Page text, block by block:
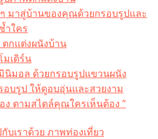
มาสู่บ้านของคุณด้วยกรอบรูปและ
ำใคร
กแต่งผนังบ้าน
มเดิร์น
นิมอล ด้วยกรอบรูปแขวนผนัง
อบรูป ให้ดูอบอุ่นและสวยงาม
ง ตามสไตล์คุณใครเห็นต้อง ”
บเราด้วย ภาพท่องเที่ยว